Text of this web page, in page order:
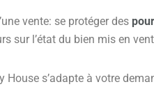
vente: se protéger des
sur l’état du bien mis en
House s’adapte à votre